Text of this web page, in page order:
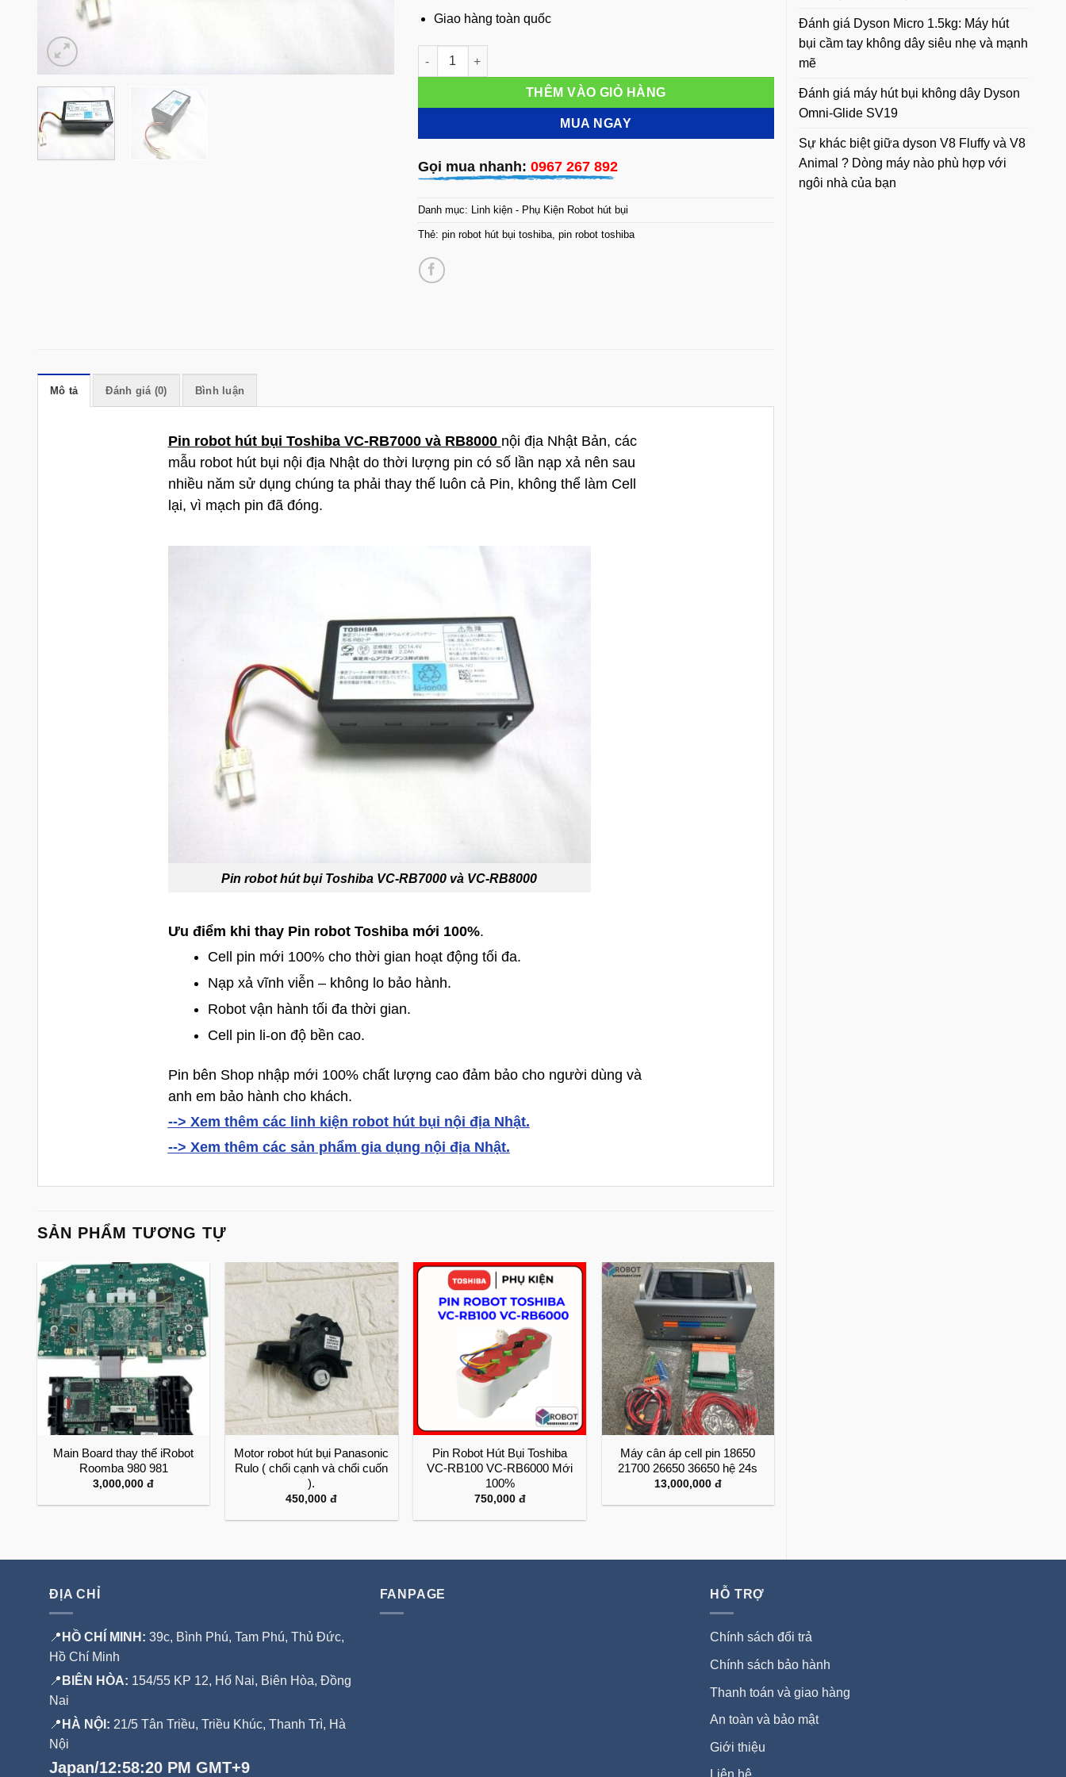
Đánh giá Dyson Micro 1.5kg: Máy hút
bụi cầm tay không dây siêu nhẹ và mạnh
mẽ
Đánh giá máy hút bụi không dây Dyson
Omni-Glide SV19
Sự khác biệt giữa dyson V8 Fluffy và V8
Animal ? Dòng máy nào phù hợp với
ngôi nhà của bạn
Giao hàng toàn quốc
Pin Toshiba VC-RB7000 - RB8000 số lượng
THÊM VÀO GIỎ HÀNG
MUA NGAY
Gọi mua nhanh: 0967 267 892
Danh mục: Linh kiện - Phụ Kiện Robot hút bụi
Thẻ: pin robot hút bụi toshiba, pin robot toshiba
Mô tả Đánh giá (0) Bình luận
Pin robot hút bụi Toshiba VC-RB7000 và RB8000 nội địa Nhật Bản, các
mẫu robot hút bụi nội địa Nhật do thời lượng pin có số lần nạp xả nên sau
nhiều năm sử dụng chúng ta phải thay thế luôn cả Pin, không thể làm Cell
lại, vì mạch pin đã đóng.
Pin robot hút bụi Toshiba VC-RB7000 và VC-RB8000
Ưu điểm khi thay Pin robot Toshiba mới 100%.
Cell pin mới 100% cho thời gian hoạt động tối đa.
Nạp xả vĩnh viễn – không lo bảo hành.
Robot vận hành tối đa thời gian.
Cell pin li-on độ bền cao.
Pin bên Shop nhập mới 100% chất lượng cao đảm bảo cho người dùng và
anh em bảo hành cho khách.
--> Xem thêm các linh kiện robot hút bụi nội địa Nhật.
--> Xem thêm các sản phẩm gia dụng nội địa Nhật.
SẢN PHẨM TƯƠNG TỰ
Main Board thay thế iRobot
Roomba 980 981
3,000,000đ
Motor robot hút bụi Panasonic
Rulo ( chổi cạnh và chổi cuốn
).
450,000đ
Pin Robot Hút Bụi Toshiba
VC-RB100 VC-RB6000 Mới
100%
750,000 đ
Máy cân áp cell pin 18650
21700 26650 36650 hệ 24s
13,000,000 đ
ĐỊA CHỈ
📍 HỒ CHÍ MINH: 39c, Bình Phú, Tam Phú, Thủ Đức,
Hồ Chí Minh
📍 BIÊN HÒA: 154/55 KP 12, Hố Nai, Biên Hòa, Đồng
Nai
📍 HÀ NỘI: 21/5 Tân Triều, Triều Khúc, Thanh Trì, Hà
Nội
Japan/12:58:20 PM GMT+9
FANPAGE HỖ TRỢ
Chính sách đổi trả
Chính sách bảo hành
Thanh toán và giao hàng
An toàn và bảo mật
Giới thiệu